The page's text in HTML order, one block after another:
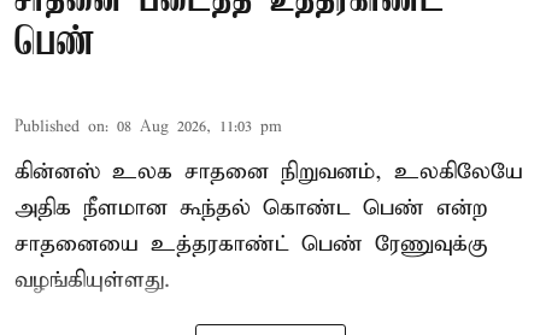
பெண்
Published on: 08 Aug 2026, 11:03 pm
கின்னஸ் உலக சாதனை நிறுவனம், உலகிலேயே
அதிக நீளமான கூந்தல் கொண்ட பெண் என்ற
சாதனையை உத்தரகாண்ட் பெண் ரேணுவுக்கு
வழங்கியுள்ளது.